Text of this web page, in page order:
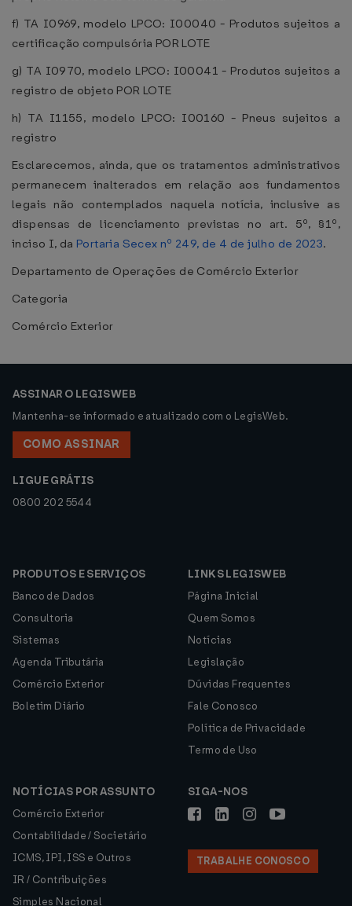
f) TA I0969, modelo LPCO: I00040 - Produtos sujeitos a
certificação compulsória POR LOTE
g) TA I0970, modelo LPCO: I00041 - Produtos sujeitos a
registro de objeto POR LOTE
h) TA I1155, modelo LPCO: I00160 - Pneus sujeitos a
registro
Esclarecemos, ainda, que os tratamentos administrativos
permanecem inalterados em relação aos fundamentos
legais não contemplados naquela notícia, inclusive as
dispensas de licenciamento previstas no art. 5º, §1º,
inciso I, da Portaria Secex nº 249, de 4 de julho de 2023.
Departamento de Operações de Comércio Exterior
Categoria
Comércio Exterior
ASSINAR O LEGISWEB
Mantenha-se informado e atualizado com o LegisWeb.
COMO ASSINAR
LIGUE GRÁTIS
0800 202 5544
PRODUTOS E SERVIÇOS
Banco de Dados
Consultoria
Sistemas
Agenda Tributária
Comércio Exterior
Boletim Diário
LINKS LEGISWEB
Página Inicial
Quem Somos
Notícias
Legislação
Dúvidas Frequentes
Fale Conosco
Política de Privacidade
Termo de Uso
NOTÍCIAS POR ASSUNTO
Comércio Exterior
Contabilidade / Societário
ICMS, IPI, ISS e Outros
IR / Contribuições
Simples Nacional
SIGA-NOS
TRABALHE CONOSCO